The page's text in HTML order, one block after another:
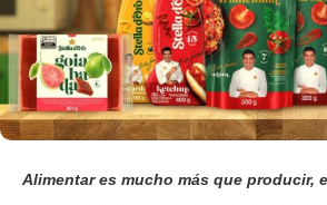
Alimentar es mucho más que producir,